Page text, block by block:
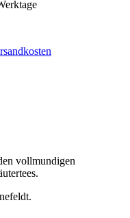
vollmundigen